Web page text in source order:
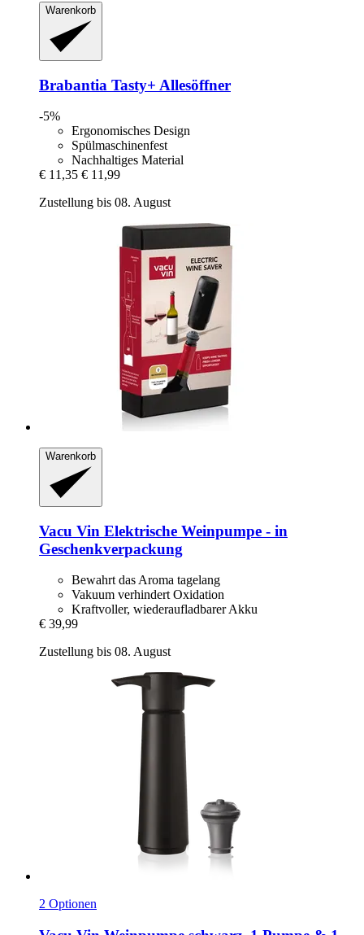
Warenkorb
Brabantia Tasty+ Allesöffner
-5%
Ergonomisches Design
Spülmaschinenfest
Nachhaltiges Material
€ 11,35 € 11,99
Zustellung bis 08. August
Warenkorb
Vacu Vin Elektrische Weinpumpe -​ in
Geschenkverpackung
Bewahrt das Aroma tagelang
Vakuum verhindert Oxidation
Kraftvoller, wiederaufladbarer Akku
€ 39,99
Zustellung bis 08. August
2 Optionen